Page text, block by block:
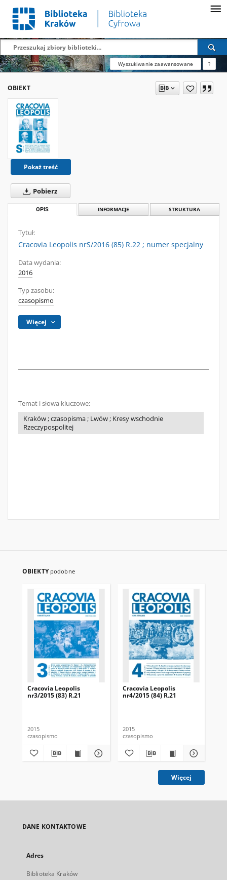
Wyszukiwanie zaawansowane ?
OBIEKT
Pokaż treść
Pobierz
OPIS INFORMACJE STRUKTURA
Tytuł:
Cracovia Leopolis nrS/2016 (85) R.22 ; numer specjalny
Data wydania:
2016
Typ zasobu:
czasopismo
Więcej
Temat i słowa kluczowe:
Kraków ; czasopisma ; Lwów ; Kresy wschodnie
Rzeczypospolitej
OBIEKTY podobne
Cracovia Leopolis
nr3/2015 (83) R.21
2015
czasopismo
Cracovia Leopolis
nr4/2015 (84) R.21
2015
czasopismo
Więcej
DANE KONTAKTOWE
Adres
Biblioteka Kraków